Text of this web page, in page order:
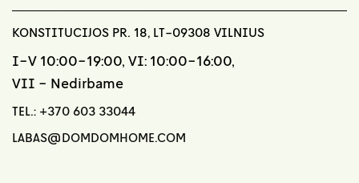
KONSTITUCIJOS PR. 18, LT-09308 VILNIUS
I-V 10:00-19:00, VI: 10:00-16:00,
VII - Nedirbame
TEL.: +370 603 33044
LABAS@DOMDOMHOME.COM